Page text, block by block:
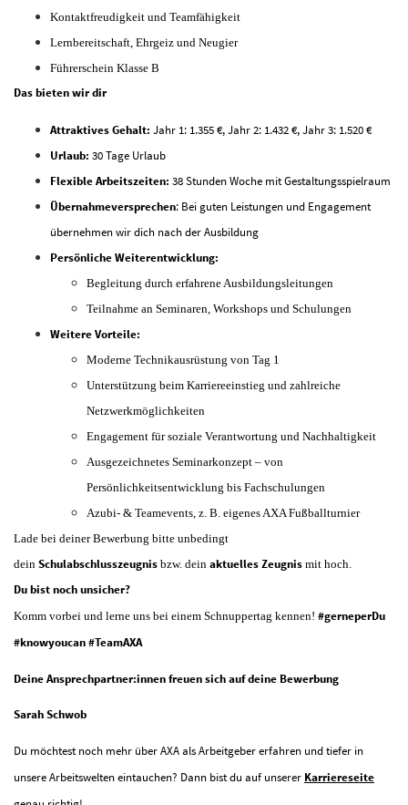
Kontaktfreudigkeit und Teamfähigkeit
Lernbereitschaft, Ehrgeiz und Neugier
Führerschein Klasse B
Das bieten wir dir
Attraktives Gehalt: Jahr 1: 1.355 €, Jahr 2: 1.432 €, Jahr 3: 1.520 €
Urlaub: 30 Tage Urlaub
Flexible Arbeitszeiten: 38 Stunden Woche mit Gestaltungsspielraum
Übernahmeversprechen: Bei guten Leistungen und Engagement
übernehmen wir dich nach der Ausbildung
Persönliche Weiterentwicklung:
Begleitung durch erfahrene Ausbildungsleitungen
Teilnahme an Seminaren, Workshops und Schulungen
Weitere Vorteile:
Moderne Technikausrüstung von Tag 1
Unterstützung beim Karriereeinstieg und zahlreiche
Netzwerkmöglichkeiten
Engagement für soziale Verantwortung und Nachhaltigkeit
Ausgezeichnetes Seminarkonzept – von
Persönlichkeitsentwicklung bis Fachschulungen
Azubi- & Teamevents, z. B. eigenes AXA Fußballturnier
Lade bei deiner Bewerbung bitte unbedingt
dein Schulabschlusszeugnis bzw. dein aktuelles Zeugnis mit hoch.
Du bist noch unsicher?
Komm vorbei und lerne uns bei einem Schnuppertag kennen! #gerneperDu
#knowyoucan #TeamAXA
Deine Ansprechpartner:innen freuen sich auf deine Bewerbung
Sarah Schwob
Du möchtest noch mehr über AXA als Arbeitgeber erfahren und tiefer in
unsere Arbeitswelten eintauchen? Dann bist du auf unserer Karriereseite